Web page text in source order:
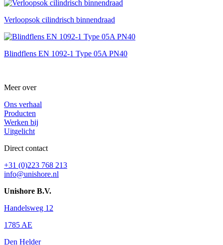
Verloopsok cilindrisch binnendraad
Blindflens EN 1092-1 Type 05A PN40
Meer over
Ons verhaal
Producten
Werken bij
Uitgelicht
Direct contact
+31 (0)223 768 213
info@unishore.nl
Unishore B.V.
Handelsweg 12
1785 AE
Den Helder